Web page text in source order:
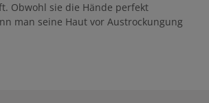
Obwohl sie die Hände perfekt
man seine Haut vor Austrockungung